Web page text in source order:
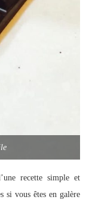
recette simple et
si vous êtes en galère